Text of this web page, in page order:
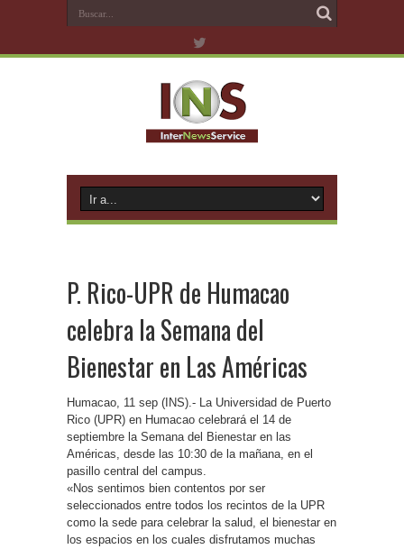
P. Rico-UPR de Humacao
celebra la Semana del
Bienestar en Las Américas
Humacao, 11 sep (INS).- La Universidad de Puerto
Rico (UPR) en Humacao celebrará el 14 de
septiembre la Semana del Bienestar en las
Américas, desde las 10:30 de la mañana, en el
pasillo central del campus.
«Nos sentimos bien contentos por ser
seleccionados entre todos los recintos de la UPR
como la sede para celebrar la salud, el bienestar en
los espacios en los cuales disfrutamos muchas